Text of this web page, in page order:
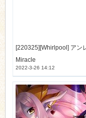
Miracle
2022-3-26 14:12